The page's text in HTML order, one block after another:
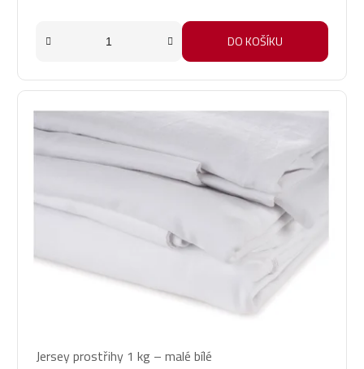
DO KOŠÍKU
Jersey prostřihy 1 kg – malé bílé